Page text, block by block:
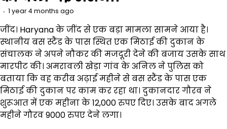
1 year 4 months ago
जींद। Haryana के जींद से एक बड़ा मामला सामने आया है।
स्थानीय बस स्टैंड के पास स्थित एक मिठाई की दुकान के
संचालक ने अपने नौकर की मजदूरी देने की बजाय उसके साथ
मारपीट की। अमरावली खेड़ा गांव के अनिल ने पुलिस को
बताया कि वह करीब अढ़ाई महीने से बस स्टैंड के पास एक
मिठाई की दुकान पर काम कर रहा था। दुकानदार गौरव ने
शुरूआत में एक महीना के 12,000 रुपए दिए। उसके बाद अगले
महीने गौरव 9000 रुपए देने लगा।